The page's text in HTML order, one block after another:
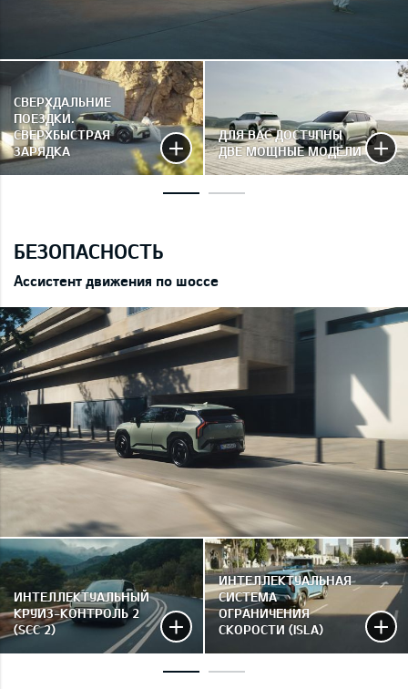
СВЕРХДАЛЬНИЕ
ПОЕЗДКИ.
СВЕРХБЫСТРАЯ
ЗАРЯДКА
ДЛЯ ВАС ДОСТУПНЫ
ДВЕ МОЩНЫЕ МОДЕЛИ
БЕЗОПАСНОСТЬ
Ассистент движения по шоссе
ИНТЕЛЛЕКТУАЛЬНЫЙ
КРУИЗ-КОНТРОЛЬ 2
(SCC 2)
ИНТЕЛЛЕКТУАЛЬНАЯ
СИСТЕМА
ОГРАНИЧЕНИЯ
СКОРОСТИ (ISLA)